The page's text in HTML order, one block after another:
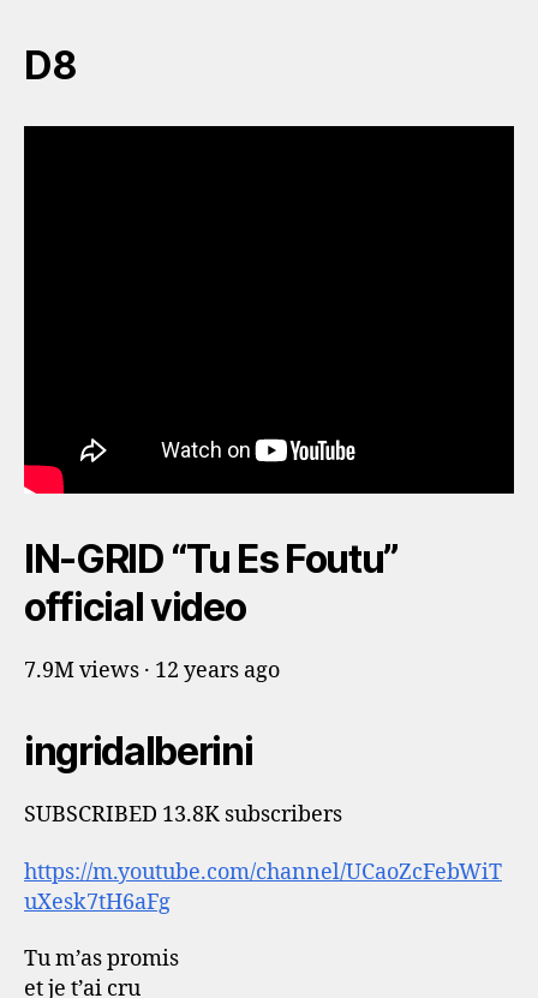
D8
IN-GRID “Tu Es Foutu”
official video
7.9M views · 12 years ago
ingridalberini
SUBSCRIBED 13.8K subscribers
https://m.youtube.com/channel/UCaoZcFebWiT
uXesk7tH6aFg
Tu m’as promis
et je t’ai cru